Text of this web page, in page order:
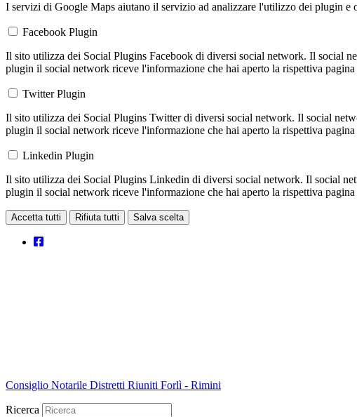
I servizi di Google Maps aiutano il servizio ad analizzare l'utilizzo dei plugin e
Facebook Plugin
Il sito utilizza dei Social Plugins Facebook di diversi social network. Il social
plugin il social network riceve l'informazione che hai aperto la rispettiva
Twitter Plugin
Il sito utilizza dei Social Plugins Twitter di diversi social network. Il social
plugin il social network riceve l'informazione che hai aperto la rispettiva
Linkedin Plugin
Il sito utilizza dei Social Plugins Linkedin di diversi social network. Il social
plugin il social network riceve l'informazione che hai aperto la rispettiva
Accetta tutti Rifiuta tutti Salva scelta
Consiglio Notarile Distretti Riuniti Forlì - Rimini
Ricerca